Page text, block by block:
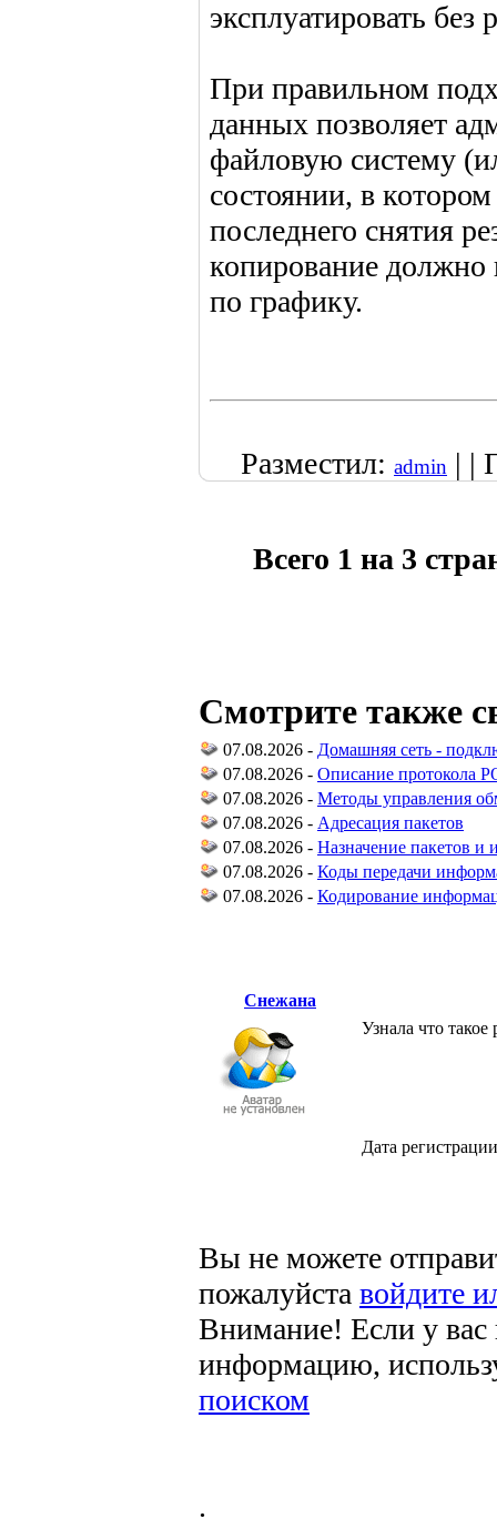
эксплуатировать без
При правильном
данных позволяет
файловую систему
состоянии, в
последнего снятия
копирование должно
по графику.
Разместил: admin | |
Всего 1 на 3
Смотрите также
07.08.2026 - Домашняя сеть -
07.08.2026 - Описание протокола
07.08.2026 - Методы управления
07.08.2026 - Адресация пакетов
07.08.2026 - Назначение пакетов и
07.08.2026 - Коды передачи
07.08.2026 - Кодирование
Снежана
Узнала что такое
Дата
Вы не можете
пожалуйста войдите
Внимание! Если у
информацию,
поиском
.